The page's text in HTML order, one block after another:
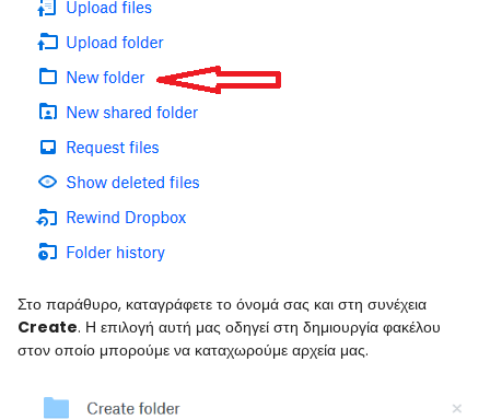
Στο παράθυρο, καταγράφετε το όνομά σας και στη συνέχεια
Create. Η επιλογή αυτή μας οδηγεί στη δημιουργία φακέλου
στον οποίο μπορούμε να καταχωρούμε αρχεία μας.